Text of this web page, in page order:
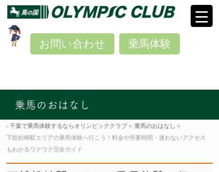
乗馬体験
お問い合わせ
乗馬のおはなし
千葉で乗馬体験するならオリンピッククラブ » 乗馬のおはなし »
下総松崎駅エリアの乗馬体験へ行こう！料金や所要時間・迷わないアクセス
もわかるワクワク完全ガイド